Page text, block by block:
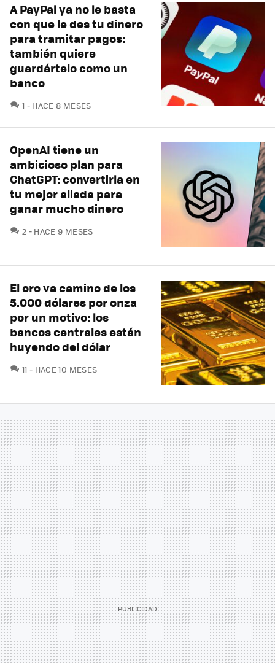
A PayPal ya no le basta
con que le des tu dinero
para tramitar pagos:
también quiere
guardártelo como un
banco
1 COMENTARIOS
HACE 8 MESES
OpenAI tiene un
ambicioso plan para
ChatGPT: convertirla en
tu mejor aliada para
ganar mucho dinero
2 COMENTARIOS
HACE 9 MESES
El oro va camino de los
5.000 dólares por onza
por un motivo: los
bancos centrales están
huyendo del dólar
11 COMENTARIOS
HACE 10 MESES